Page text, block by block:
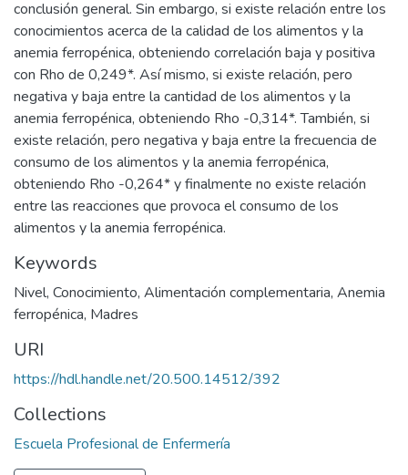
conclusión general. Sin embargo, si existe relación entre los
conocimientos acerca de la calidad de los alimentos y la
anemia ferropénica, obteniendo correlación baja y positiva
con Rho de 0,249*. Así mismo, si existe relación, pero
negativa y baja entre la cantidad de los alimentos y la
anemia ferropénica, obteniendo Rho -0,314*. También, si
existe relación, pero negativa y baja entre la frecuencia de
consumo de los alimentos y la anemia ferropénica,
obteniendo Rho -0,264* y finalmente no existe relación
entre las reacciones que provoca el consumo de los
alimentos y la anemia ferropénica.
Keywords
Nivel, Conocimiento, Alimentación complementaria, Anemia
ferropénica, Madres
URI
https://hdl.handle.net/20.500.14512/392
Collections
Escuela Profesional de Enfermería